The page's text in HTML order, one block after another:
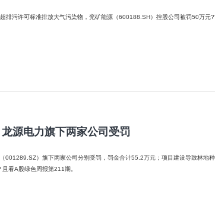
，兖矿能源（600188.SH）控股公司被罚50万元?? 2025年8月第四周，哪些上市公司的环境保护与信披责任
源电力旗下两家公司受罚
001289.SZ）旗下两家公司分别受罚，罚金合计55.2万元；项目建设导致林
且看A股绿色周报第211期。